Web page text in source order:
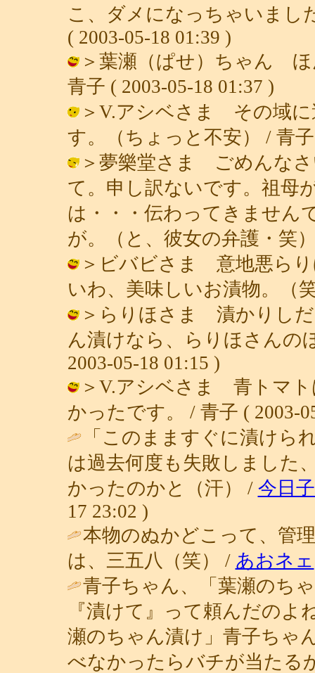
こ、ダメになっちゃいまし
( 2003-05-18 01:39 )
＞葉瀬（ぱせ）ちゃん ほ
青子 ( 2003-05-18 01:37 )
＞V.アシベさま その域に
す。（ちょっと不安） / 青
＞夢樂堂さま ごめんなさ
て。申し訳ないです。祖母
は・・・伝わってきません
が。（と、彼女の弁護・笑
＞ビバビさま 意地悪らり
いわ、美味しいお漬物。（
＞らりほさま 漬かりし
ん漬けなら、らりほさんの
2003-05-18 01:15 )
＞V.アシベさま 青トマト
かったです。 / 青子 ( 2003-
「このまますぐに漬けら
は過去何度も失敗しました
かったのかと（汗） / 今日
17 23:02 )
本物のぬかどこって、管
は、三五八（笑） / あおネェ
青子ちゃん、「葉瀬のち
『漬けて』って頼んだの
瀬のちゃん漬け」青子ちゃ
べなかったらバチが当たる